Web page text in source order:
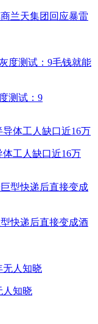
兰天集团回应暴雷
测试：9
工人缺口近16万
快递后直接变成酒
人知晓